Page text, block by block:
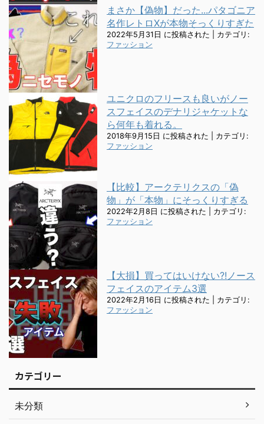
まさか【偽物】だった...パタゴニア
名作レトロXが本物そっくりすぎた
2022年5月31日 に投稿された
カテゴリ:
ファッション
ユニクロのフリースも良いがノー
スフェイスのデナリジャケットな
ら何年も着れる。
2018年9月15日 に投稿された
カテゴリ:
ファッション
【比較】アークテリクスの「偽
物」が「本物」にそっくりすぎる
2022年2月8日 に投稿された
カテゴリ:
ファッション
【大損】買ってはいけない?!ノース
フェイスのアイテム3選
2022年2月16日 に投稿された
カテゴリ:
ファッション
カテゴリー
未分類